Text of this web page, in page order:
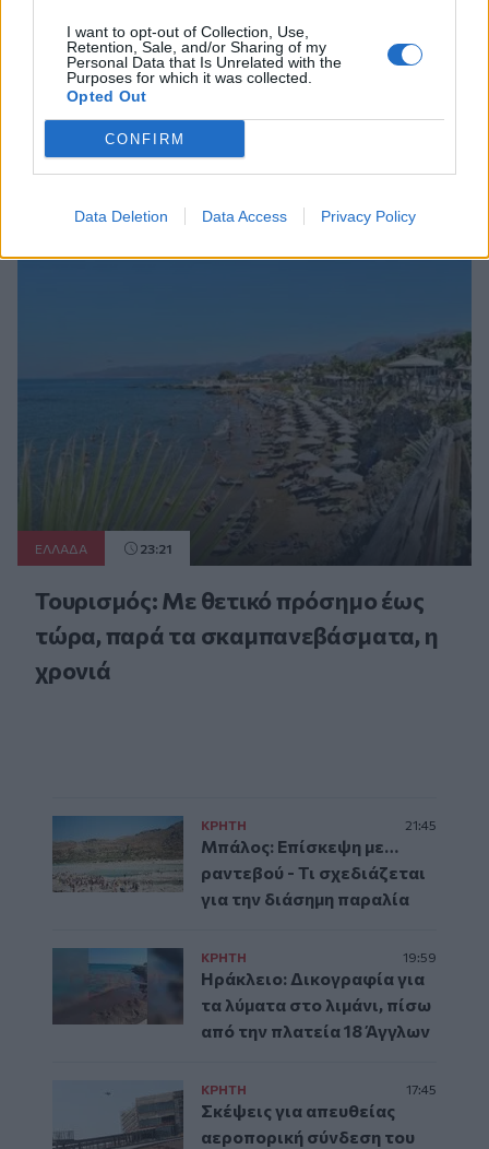
I want to opt-out of Collection, Use,
Retention, Sale, and/or Sharing of my
Personal Data that Is Unrelated with the
Purposes for which it was collected.
Opted Out
CONFIRM
Data Deletion Data Access Privacy Policy
ΕΧΠ-ΒΕ: Το «Ενιαίο Πλαίσιο» που
Κατακερματίζει τη Βιομηχανία - Η σημασία
των παρεμβάσεων του ΠΑΣΕΒΙΠΕ
Συνεχής ροή
ΕΛΛAΔΑ 23:21
Τουρισμός: Με θετικό πρόσημο έως
τώρα, παρά τα σκαμπανεβάσματα, η
χρονιά
ΚΡΗΤΗ 21:45
Μπάλος: Επίσκεψη με…
ραντεβού - Τι σχεδιάζεται
για την διάσημη παραλία
ΚΡΗΤΗ 19:59
Ηράκλειο: Δικογραφία για
τα λύματα στο λιμάνι, πίσω
από την πλατεία 18 Άγγλων
ΚΡΗΤΗ 17:45
Σκέψεις για απευθείας
αεροπορική σύνδεση του